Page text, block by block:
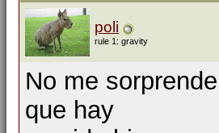
poli
rule 1: gravity
No me
que hay